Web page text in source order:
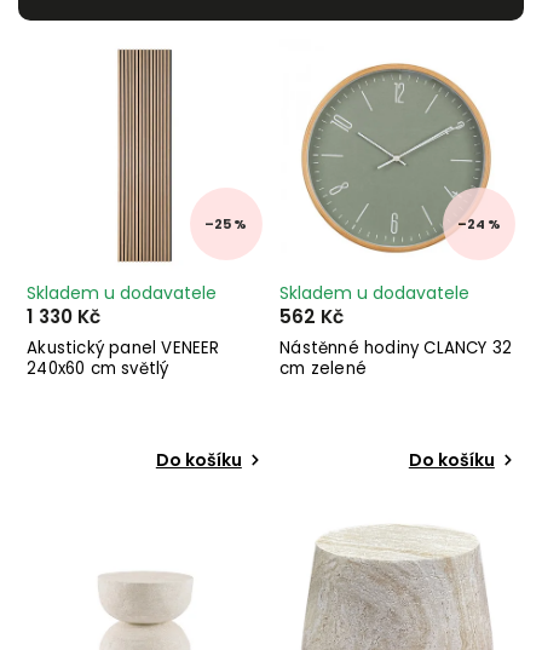
–25 %
Akustický panel VENEER
240x60 cm světlý
Skladem u dodavatele
1 330 Kč
Do košíku
–24 %
Nástěnné hodiny CLANCY 32
cm zelené
Skladem u dodavatele
562 Kč
Do košíku